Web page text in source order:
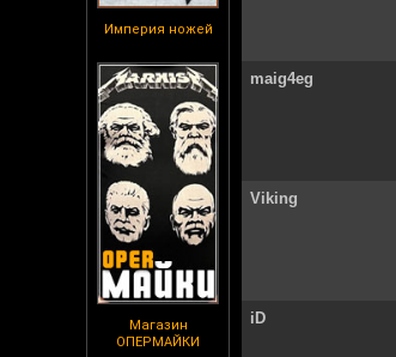
Империя ножей
Магазин
ОПЕРМАЙКИ
maig4eg
Viking
iD